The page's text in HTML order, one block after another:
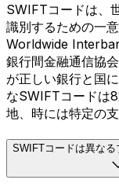
SWIFTコードは、
識別するための一
Worldwide
銀行間金融通信協
が正しい銀行と国
なSWIFTコードは
地、時には特定の
SWIFTコードは異な